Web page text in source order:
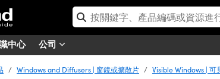
中心 公司
Windows and Diffusers | 窗鏡或擴散片 Visible Windows | 可